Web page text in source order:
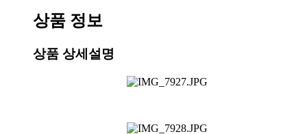
상품 정보
상품 상세설명